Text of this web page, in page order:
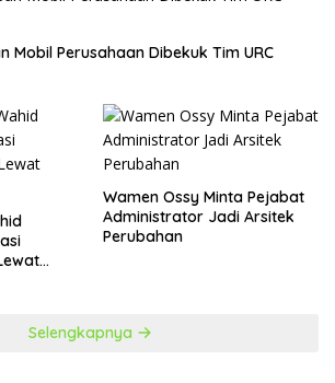
Mobil Perusahaan Dibekuk Tim URC
Wamen Ossy Minta Pejabat
Administrator Jadi Arsitek
Perubahan
Selengkapnya